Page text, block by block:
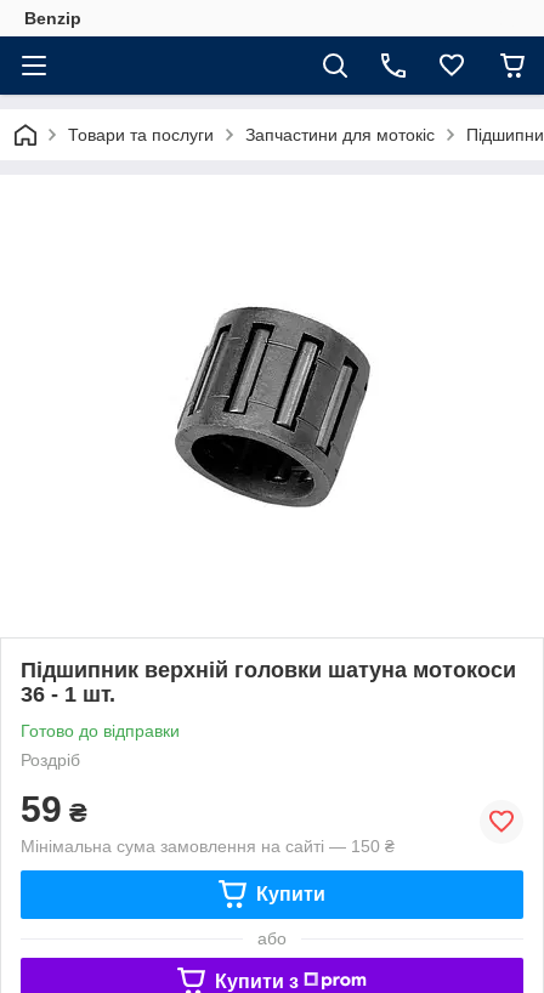
Benzip
Товари та послуги Запчастини для мотокіс
Підшипник верхній головки шатуна мотокоси
36 - 1 шт.
Готово до відправки
Роздріб
59 ₴
Мінімальна сума замовлення на сайті — 150 ₴
Купити
або
Купити з